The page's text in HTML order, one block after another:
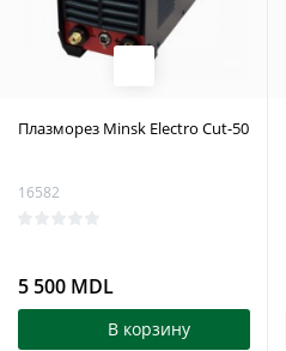
Плазморез Minsk Electro Cut-50
16582
5 500 MDL
В корзину